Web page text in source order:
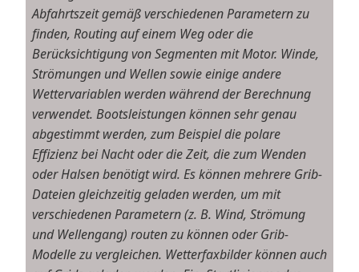
Abfahrtszeit gemäß verschiedenen Parametern zu
finden, Routing auf einem Weg oder die
Berücksichtigung von Segmenten mit Motor. Winde,
Strömungen und Wellen sowie einige andere
Wettervariablen werden während der Berechnung
verwendet. Bootsleistungen können sehr genau
abgestimmt werden, zum Beispiel die polare
Effizienz bei Nacht oder die Zeit, die zum Wenden
oder Halsen benötigt wird. Es können mehrere Grib-
Dateien gleichzeitig geladen werden, um mit
verschiedenen Parametern (z. B. Wind, Strömung
und Wellengang) routen zu können oder Grib-
Modelle zu vergleichen. Wetterfaxbilder können auch